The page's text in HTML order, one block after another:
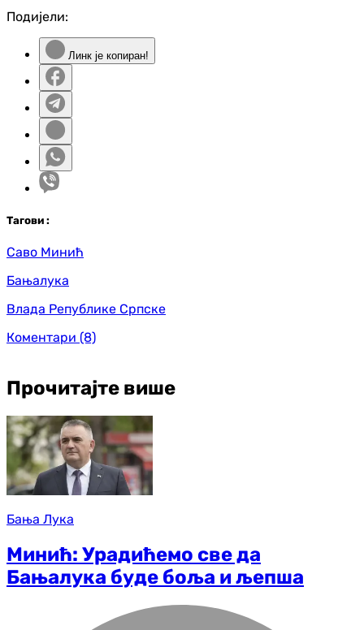
Подијели:
Линк је копиран!
Тагови :
Саво Минић
Бањалука
Влада Републике Српске
Коментари (8)
Прочитајте више
Бања Лука
Минић: Урадићемо све да
Бањалука буде боља и љепша